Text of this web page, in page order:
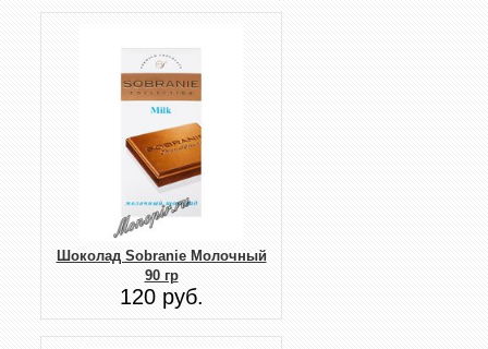
Шоколад Sobranie Молочный
90 гр
120 руб.